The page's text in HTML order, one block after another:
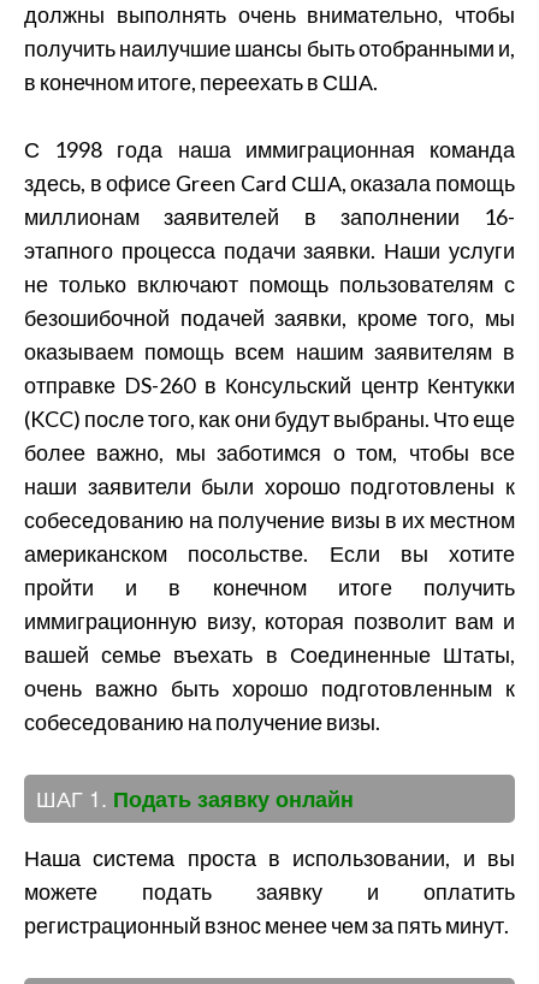
должны выполнять очень внимательно, чтобы
получить наилучшие шансы быть отобранными и,
в конечном итоге, переехать в США.
С 1998 года наша иммиграционная команда
здесь, в офисе Green Card США, оказала помощь
миллионам заявителей в заполнении 16-
этапного процесса подачи заявки. Наши услуги
не только включают помощь пользователям с
безошибочной подачей заявки, кроме того, мы
оказываем помощь всем нашим заявителям в
отправке DS-260 в Консульский центр Кентукки
(KCC) после того, как они будут выбраны. Что еще
более важно, мы заботимся о том, чтобы все
наши заявители были хорошо подготовлены к
собеседованию на получение визы в их местном
американском посольстве. Если вы хотите
пройти и в конечном итоге получить
иммиграционную визу, которая позволит вам и
вашей семье въехать в Соединенные Штаты,
очень важно быть хорошо подготовленным к
собеседованию на получение визы.
ШАГ 1. Подать заявку онлайн
Наша система проста в использовании, и вы
можете подать заявку и оплатить
регистрационный взнос менее чем за пять минут.